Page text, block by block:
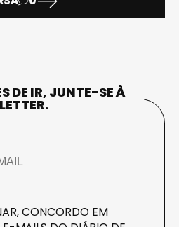
DE IR, JUNTE-SE À
CONCORDO EM